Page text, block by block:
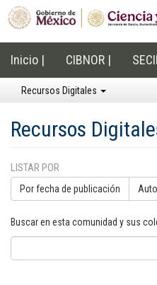
Inicio | CIBNOR |
Recursos Digitales
Recursos
LISTAR POR
Por fecha de publicación
Buscar en esta comunidad y sus